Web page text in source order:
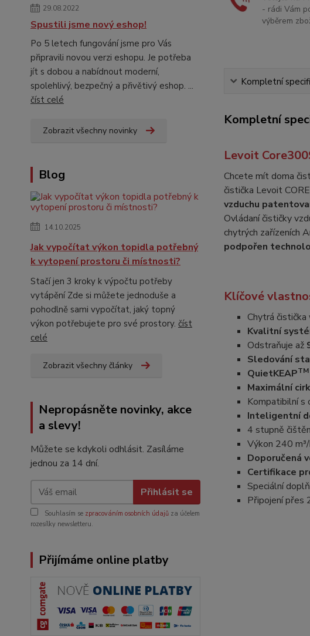
29.08.2022
Spustili jsme nový eshop!
Po 5 letech fungování jsme pro Vás
připravili novou verzi eshopu. Je potřeba
jít s dobou a nabídnout moderní,
spolehlivý, bezpečný a přivětivý eshop. ...
číst celé
Zobrazit všechny novinky
Blog
14.10.2025
Jak vypočítat výkon topidla potřebný
k vytopení prostoru či místnosti?
Stačí jen 3 kroky k výpočtu potřeby
vytápění Zde si můžete jednoduše a
pohodlně sami vypočítat, jaký topný
výkon potřebujete pro své prostory. číst
celé
Zobrazit všechny články
Nepropásněte novinky, akce
a slevy!
Můžete se kdykoli odhlásit. Zasíláme
jednou za 14 dní.
Přihlásit se
Souhlasím se zpracováním osobních údajů za účelem
rozesílky newsletteru.
Přijímáme online platby
- rádi Vám
výběrem
Kompletní
Kompletní
Levoit
Chcete mít doma
čistička Levoit
vzduchu
Ovládaní čističky
chytrých zařízeních
podpořen
Klíčové
Chytrá
Kvalitní
Odstraňuje až
Sledování
QuietKEAPTM
Maximální
Kompatibilní s
Inteligentní
4 stupně
Výkon 240
Doporučená
Certifikace
Speciální
Připojení přes